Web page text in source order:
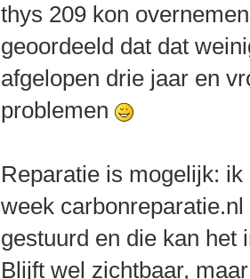
thys 209 kon
geoordeeld dat dat
afgelopen drie jaar en
problemen
Reparatie is mogelijk: ik
week
gestuurd en die kan het
Blijft wel zichtbaar,